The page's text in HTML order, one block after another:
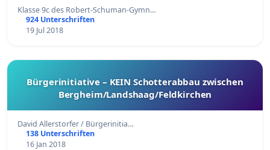
Klasse 9c des Robert-Schuman-Gymn…
924 Unterschriften
19 Jul 2018
Bürgerinitiative – KEIN Schotterabbau zwischen
Bergheim/Landshaag/Feldkirchen
David Allerstorfer / Bürgerinitia…
138 Unterschriften
16 Jan 2018